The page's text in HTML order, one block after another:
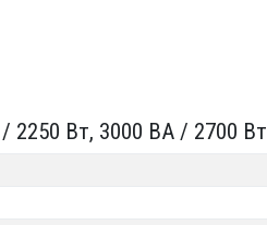
2250 Вт, 3000 ВА / 2700 Вт